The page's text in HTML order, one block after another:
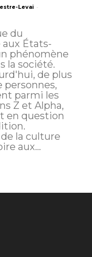
Levai -
du
États-
phénomène
la société.
de plus
personnes,
parmi les
Z et Alpha,
en question
la culture
aux...